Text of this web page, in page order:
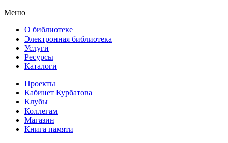
Меню
О библиотеке
Электронная библиотека
Услуги
Ресурсы
Каталоги
Проекты
Кабинет Курбатова
Клубы
Коллегам
Магазин
Книга памяти